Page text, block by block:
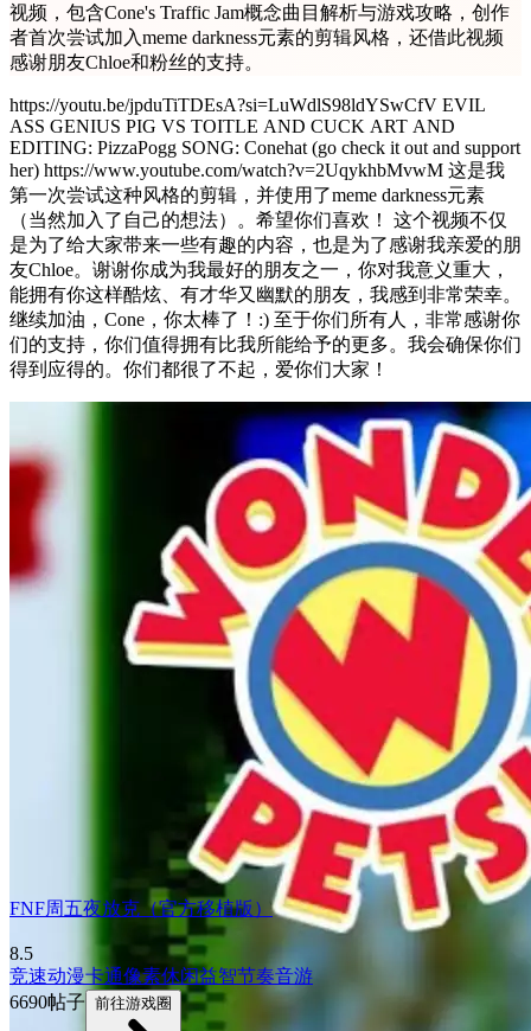
视频，包含Cone's Traffic Jam概念曲目解析与游戏攻略，创作
者首次尝试加入meme darkness元素的剪辑风格，还借此视频
感谢朋友Chloe和粉丝的支持。
https://youtu.be/jpduTiTDEsA?si=LuWdlS98ldYSwCfV EVIL
ASS GENIUS PIG VS TOITLE AND CUCK ART AND
EDITING: PizzaPogg SONG: Conehat (go check it out and support
her) https://www.youtube.com/watch?v=2UqykhbMvwM 这是我
第一次尝试这种风格的剪辑，并使用了meme darkness元素
（当然加入了自己的想法）。希望你们喜欢！ 这个视频不仅
是为了给大家带来一些有趣的内容，也是为了感谢我亲爱的朋
友Chloe。谢谢你成为我最好的朋友之一，你对我意义重大，
能拥有你这样酷炫、有才华又幽默的朋友，我感到非常荣幸。
继续加油，Cone，你太棒了！:) 至于你们所有人，非常感谢你
们的支持，你们值得拥有比我所能给予的更多。我会确保你们
得到应得的。你们都很了不起，爱你们大家！
FNF周五夜放克（官方移植版）
8.5
竞速动漫卡通像素休闲益智节奏音游
6690帖子 前往游戏圈